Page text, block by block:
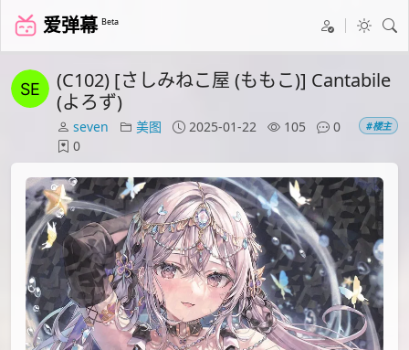
爱弹幕 Beta
(C102) [さしみねこ屋 (ももこ)] Cantabile
(よろず)
seven 美图 2025-01-22 105
0
0
#楼主